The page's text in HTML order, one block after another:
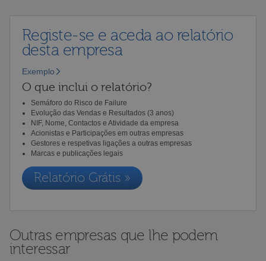
Registe-se e aceda ao relatório
desta empresa
Exemplo
O que inclui o relatório?
Semáforo do Risco de Failure
Evolução das Vendas e Resultados (3 anos)
NIF, Nome, Contactos e Atividade da empresa
Acionistas e Participações em outras empresas
Gestores e respetivas ligações a outras empresas
Marcas e publicações legais
Relatório Grátis »
Outras empresas que lhe podem
interessar